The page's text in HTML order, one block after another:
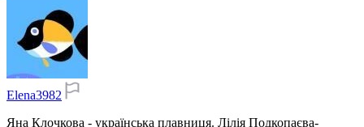
Elena3982
Яна Клочкова - українська плавниця. Лілія Подкопаєва-